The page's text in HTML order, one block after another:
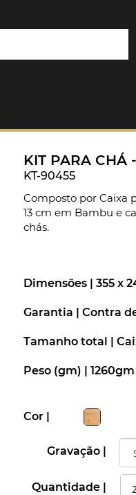
KIT PARA CHÁ
KT-90455
Composto por Caixa
13 cm em Bambu e
chás.
Dimensões | 355 x
Garantia | Contra
Tamanho total |
Peso (gm) | 1260gm
Cor |
Gravação |
Quantidade |